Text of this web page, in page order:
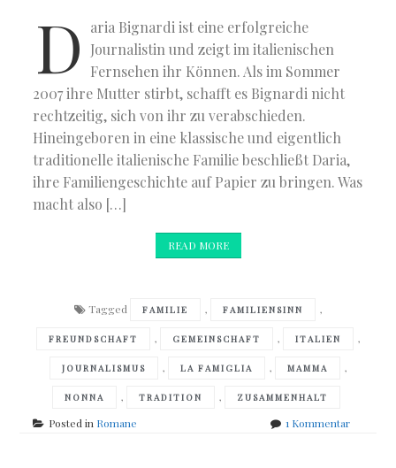
D
aria Bignardi ist eine erfolgreiche
Journalistin und zeigt im italienischen
Fernsehen ihr Können. Als im Sommer
2007 ihre Mutter stirbt, schafft es Bignardi nicht
rechtzeitig, sich von ihr zu verabschieden.
Hineingeboren in eine klassische und eigentlich
traditionelle italienische Familie beschließt Daria,
ihre Familiengeschichte auf Papier zu bringen. Was
macht also […]
READ MORE
Tagged FAMILIE , FAMILIENSINN ,
FREUNDSCHAFT , GEMEINSCHAFT , ITALIEN ,
JOURNALISMUS , LA FAMIGLIA , MAMMA ,
NONNA , TRADITION , ZUSAMMENHALT
Posted in Romane 1 Kommentarzu